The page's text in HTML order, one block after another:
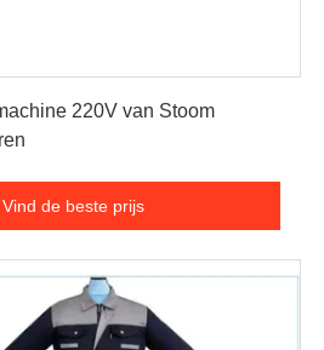
220V van Stoom
Vind de beste prijs